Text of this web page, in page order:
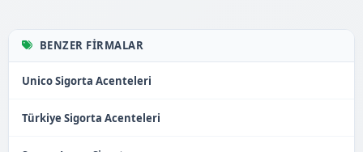
BENZER FIRMALAR
Unico Sigorta Acenteleri
Türkiye Sigorta Acenteleri